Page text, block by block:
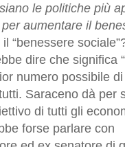
le politiche più
aumentare il
“benessere
dire che significa
numero possibile di
Saraceno dà per
di tutti gli
forse parlare con